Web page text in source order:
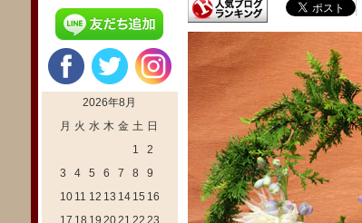
2026年8月
月 火 水 木 金 土 日
1
2
3
4 5 6 7 8
9
10 11 12 13 14 15 16
17 18 19 2021 22 23